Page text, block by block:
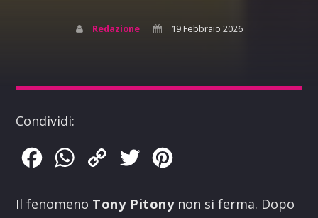
Redazione 19 Febbraio 2026
Condividi:
FacebookWhatsApp
Copy
Twitter
Il fenomeno Tony Pitonynon si ferma. Dopo